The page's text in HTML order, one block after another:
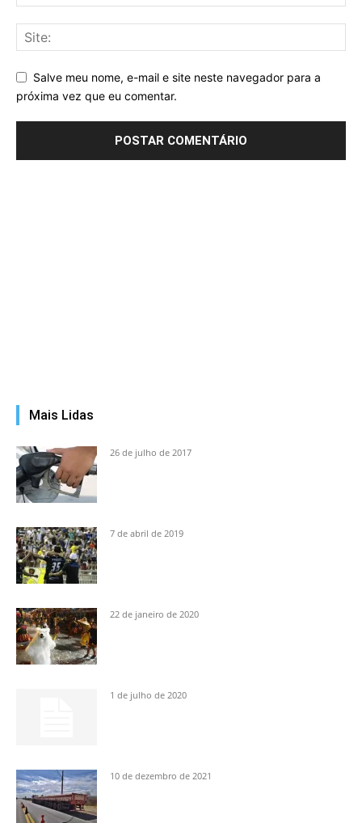
Salve meu nome, e-mail e site neste navegador para a
próxima vez que eu comentar.
Mais Lidas
26 de julho de 2017
7 de abril de 2019
22 de janeiro de 2020
1 de julho de 2020
10 de dezembro de 2021